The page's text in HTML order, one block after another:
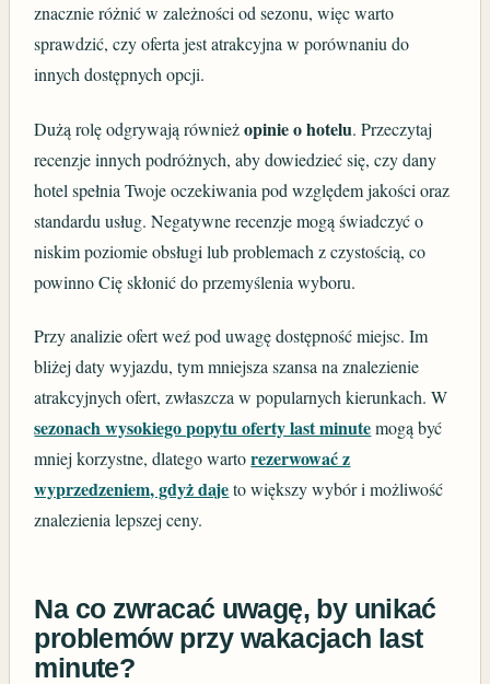
znacznie różnić w zależności od sezonu, więc warto
sprawdzić, czy oferta jest atrakcyjna w porównaniu do
innych dostępnych opcji.
Dużą rolę odgrywają równieżopinie o hotelu. Przeczytaj
recenzje innych podróżnych, aby dowiedzieć się, czy dany
hotel spełnia Twoje oczekiwania pod względem jakości oraz
standardu usług. Negatywne recenzje mogą świadczyć o
niskim poziomie obsługi lub problemach z czystością, co
powinno Cię skłonić do przemyślenia wyboru.
Przy analizie ofert weź pod uwagę dostępność miejsc. Im
bliżej daty wyjazdu, tym mniejsza szansa na znalezienie
atrakcyjnych ofert, zwłaszcza w popularnych kierunkach. W
sezonach wysokiego popytu oferty last minutemogą być
mniej korzystne, dlatego wartorezerwować z
wyprzedzeniem, gdyż dajeto większy wybór i możliwość
znalezienia lepszej ceny.
Na co zwracać uwagę, by unikać
problemów przy wakacjach last
minute?